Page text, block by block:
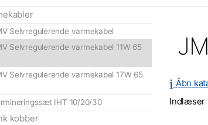
Selvregulerende varmekabel
Selvregulerende varmekabel 11W 65
Selvregulerende varmekabel 17W 65
IHT 10/20/30
kobber
i Åbn
Indlæser